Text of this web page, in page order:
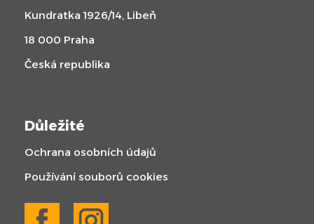
Kundratka 1926/14, Libeň
18 000 Praha
Česká republika
Důležité
Ochrana osobních údajů
Používání souborů cookies